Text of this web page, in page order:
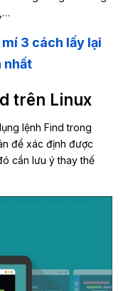
mí 3 cách lấy lại
nhất
trên Linux
lệnh Find trong
để xác định được
cần lưu ý thay thế